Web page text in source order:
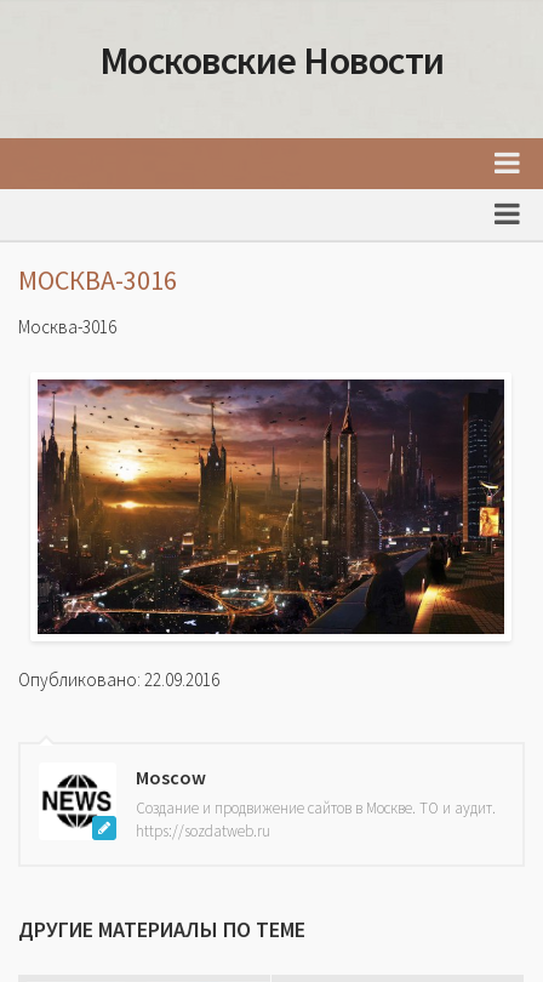
Московские Новости
Факты о Москве
Москва
Товары и услуги Москвы
МОСКВА-3016
Москва-3016
Опубликовано: 22.09.2016
Moscow
Создание и продвижение сайтов в Москве. ТО и аудит.
https://sozdatweb.ru
ДРУГИЕ МАТЕРИАЛЫ ПО ТЕМЕ